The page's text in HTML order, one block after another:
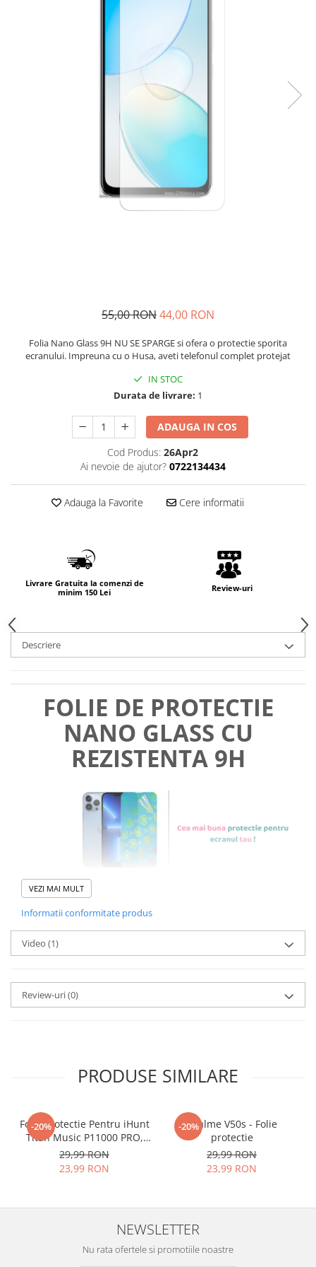
55,00 RON44,00 RON
Folia Nano Glass 9H NU SE SPARGE si ofera o protectie sporita
ecranului. Impreuna cu o Husa, aveti telefonul complet protejat
IN STOC
Durata de livrare: 1
ADAUGA IN COS
Cod Produs: 26Apr2
Ai nevoie de ajutor? 0722134434
Adauga la Favorite Cere informatii
Livrare Gratuita la comenzi de
minim 150 Lei
Review-uri
Descriere
FOLIE DE PROTECTIE
NANO GLASS CU
REZISTENTA 9H
Foliile noastre sunt
tu.
Materialul folosit in
esteNano Glass flexibil.
AcestagaranteazacaNU SE
SPARGE in mii de cioburi
ascutite si periculoase.
zgarieturi si spargere, ci si
INTARESTE ecranul!
Folia avand rezistenta 9H la
VEZI MAI MULT
Informatii conformitate produs
Video (1)
Review-uri(0)
PRODUSE SIMILARE
-20%
Folie Protectie Pentru iHunt
Titan Music P11000 PRO,
VDOO
29,99 RON
23,99 RON
-20%
Realme V50s - Folie
protectie
29,99 RON
23,99 RON
NEWSLETTER
Nu rata ofertele si promotiile noastre